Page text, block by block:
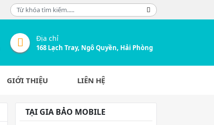
Địa chỉ
168 Lạch Tray, Ngô Quyền, Hải Phòng
GIỚI THIỆU LIÊN HỆ
TẠI GIA BẢO MOBILE